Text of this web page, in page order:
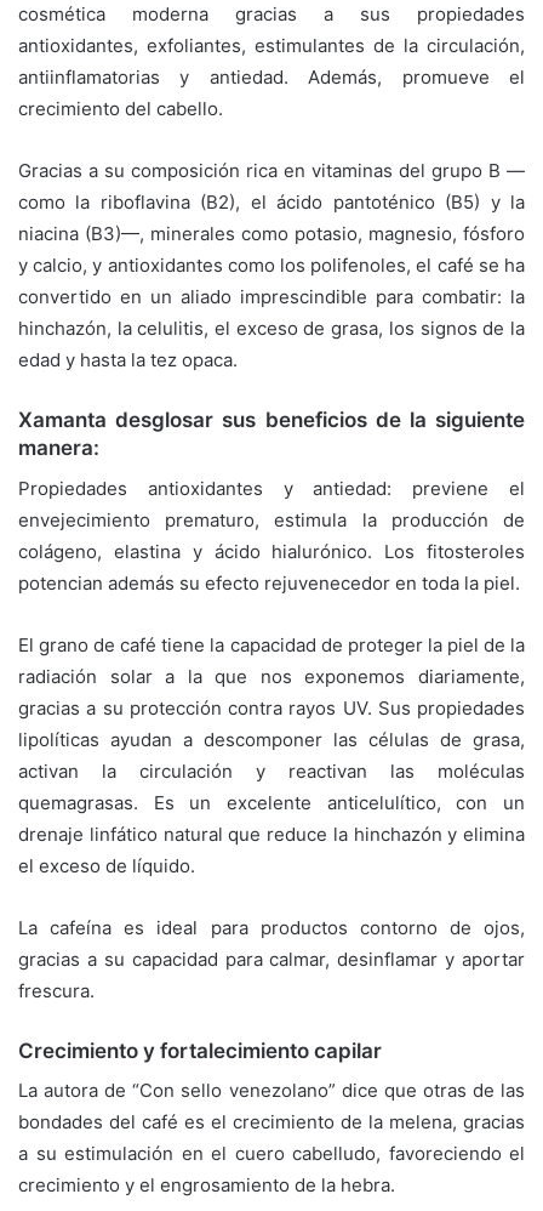
cosmética moderna gracias a sus propiedades
antioxidantes, exfoliantes, estimulantes de la circulación,
antiinflamatorias y antiedad. Además, promueve el
crecimiento del cabello.
Gracias a su composición rica en vitaminas del grupo B —
como la riboflavina (B2), el ácido pantoténico (B5) y la
niacina (B3)—, minerales como potasio, magnesio, fósforo
y calcio, y antioxidantes como los polifenoles, el café se ha
convertido en un aliado imprescindible para combatir: la
hinchazón, la celulitis, el exceso de grasa, los signos de la
edad y hasta la tez opaca.
Xamanta desglosar sus beneficios de la siguiente
manera:
Propiedades antioxidantes y antiedad: previene el
envejecimiento prematuro, estimula la producción de
colágeno, elastina y ácido hialurónico. Los fitosteroles
potencian además su efecto rejuvenecedor en toda la piel.
El grano de café tiene la capacidad de proteger la piel de la
radiación solar a la que nos exponemos diariamente,
gracias a su protección contra rayos UV. Sus propiedades
lipolíticas ayudan a descomponer las células de grasa,
activan la circulación y reactivan las moléculas
quemagrasas. Es un excelente anticelulítico, con un
drenaje linfático natural que reduce la hinchazón y elimina
el exceso de líquido.
La cafeína es ideal para productos contorno de ojos,
gracias a su capacidad para calmar, desinflamar y aportar
frescura.
Crecimiento y fortalecimiento capilar
La autora de “Con sello venezolano” dice que otras de las
bondades del café es el crecimiento de la melena, gracias
a su estimulación en el cuero cabelludo, favoreciendo el
crecimiento y el engrosamiento de la hebra.